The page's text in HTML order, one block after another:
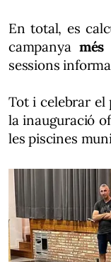
En total, es
campanya
sessions
Tot i celebrar el
la inauguració
les piscines